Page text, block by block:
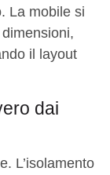
La mobile si
il layout
dai
L’isolamento